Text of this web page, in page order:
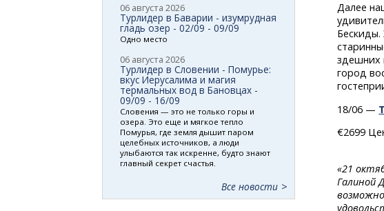
Далее
Бескиды.
здешних
город
18/06 —
€2699
«21
Галиной
06 августа 2026
Турлидер в Баварии - изумрудная
гладь озер - 02/09 - 09/09
Одно место
06 августа 2026
Турлидер в Словении - Помурье:
вкус Иерусалима и магия
термальных вод в Бановцах -
09/09 - 16/09
Словения — это не только горы и
озера. Это еще и мягкое тепло
Помурья, где земля дышит паром
целебных источников, а люди
улыбаются так искренне, будто знают
главный секрет счастья.
Все новости